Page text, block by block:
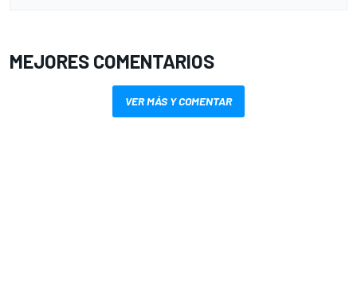
MEJORES COMENTARIOS
VER MÁS Y COMENTAR